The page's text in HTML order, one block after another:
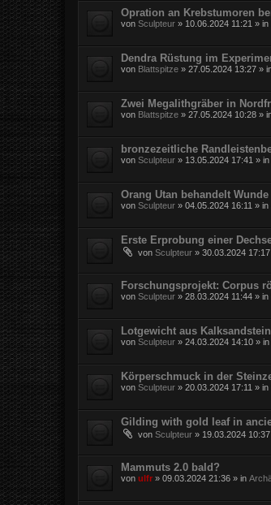
Opration an Krebstumoren
von Sculpteur » 10.06.2024 11:21 » in
Dendra Rüstung im
von Blattspitze » 27.05.2024 13:27 »
Zwei Megalithgräber in
von Blattspitze » 27.05.2024 10:28 »
bronzezeitliche
von Sculpteur » 13.05.2024 17:41 » in
Orang Utan behandelt
von Sculpteur » 04.05.2024 16:11 » in
Erste Erprobung einer
von Sculpteur » 30.03.2024 17:17
Forschungsprojekt: Corpus
von Sculpteur » 28.03.2024 11:44 » in
Lotgewicht aus Kalksandstein
von Sculpteur » 24.03.2024 14:10 » in
Körperschmuck in der
von Sculpteur » 20.03.2024 17:11 » in
Gilding with gold leaf in
von Sculpteur » 19.03.2024 10:37
Mammuts 2.0 bald?
von ulfr » 09.03.2024 21:36 » in